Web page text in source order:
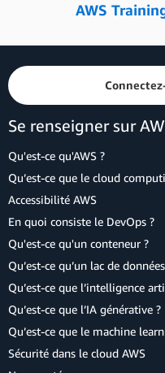
AWS
Se renseigner sur
Qu'est-ce qu'AWS ?
Qu’est-ce que le cloud
Accessibilité AWS
En quoi consiste le DevOps ?
Qu'est-ce qu'un conteneur ?
Qu’est-ce qu’un lac de
Qu’est-ce que l’intelligence
Qu’est-ce que l’IA générative ?
Qu’est-ce que le machine
Sécurité dans le cloud AWS